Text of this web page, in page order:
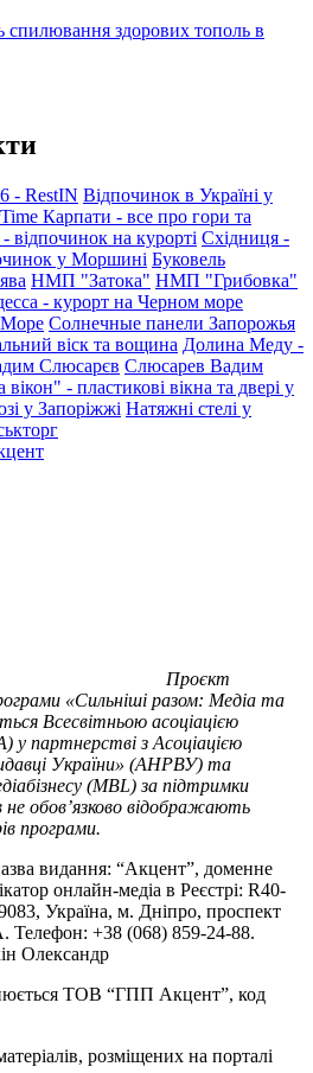
спилювання здорових тополь в
- RestIN Відпочинок в Україні у
Карпати - все про гори та
відпочинок на курорті Східниця -
у Моршині Буковель
НМП "Затока" НМП "Грибовка"
- курорт на Черном море
Море Солнечные панели Запорожья
віск та вощина Долина Меду -
Слюсарєв Слюсарев Вадим
- пластикові вікна та двері у
у Запоріжжі Натяжні стелі у
Проєкт
«Сильніші разом: Медіа та
Всесвітньою асоціацією
у партнерстві з Асоціацією
України» (АНРВУ) та
(MBL) за підтримки
не обов’язково відображають
програми.
видання: “Акцент”, доменне
онлайн-медіа в Реєстрі: R40-
Україна, м. Дніпро, проспект
Телефон: +38 (068) 859-24-88.
Олександр
ТОВ “ГПП Акцент”, код
розміщених на порталі